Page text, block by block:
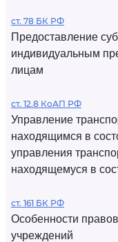
ст. 78 БК РФ
Предоставление
индивидуальным
лицам
ст. 12.8 КоАП РФ
Управление
находящимся в
управления
находящемуся в
ст. 161 БК РФ
Особенности
учреждений